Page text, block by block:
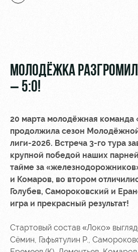
Photo
RZD Arena
Events
Fields
rent
rentals
Ice palace
Локо
Старт
Локо-Лето
Our fans
Банковская
Wallpapers
program
Parking
МОЛОДЁЖКА
– 5:0!
20 марта молодёжная команда
продолжила сезон
лиги-2026. Встреча 3-го тура
крупной победой наших
тайме за
и Комаров, во втором
Голубев, Самороковский и
игра и прекрасный результат!
Стартовый состав «Локо»
Сёмин, Гафьятулин Р.,